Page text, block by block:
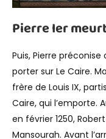
Pierre Ier
Puis, Pierre
porter sur Le Caire.
frère de Louis IX,
Caire, qui l’emporte.
en février 1250,
Mansourah. Avant